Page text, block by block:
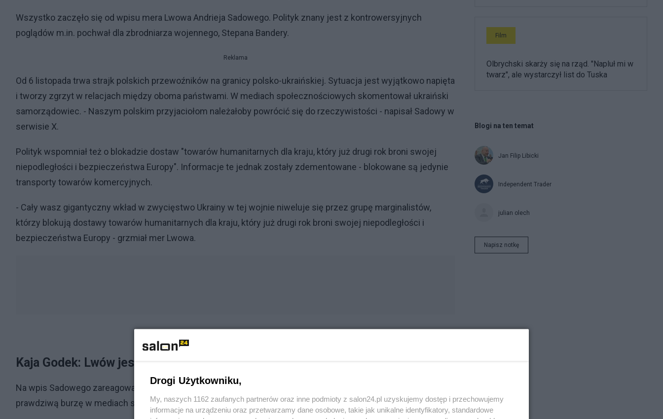
Wszystko zaczęło się od wpisu mera Lwowa Andrieja Sadowego. Polityk znany jest z kontrowersyjnych
poglądów m.in. pochwał dla zbrodniarza wojennego, Stepana Bandery.
Reklama
Od 6 listopada trwa strajk polskich przewoźników na granicy polsko-ukraińskiej. Sytuacja jest wyjątkowo napięta
i tworzy zgrzyt w relacjach między oboma państwami. W mediach społecznościowych skomentował ukraiński
samorządowiec. - Naszym polskim przyjaciołom należałoby powrócić się do rzeczywistości - napisał Sadowy w
serwisie X.
Polityk wspomniał też o blokadzie dostaw "towarów humanitarnych dla kraju, który już drugi rok broni swojej
niepodległości i bezpieczeństwa Europy". Informacje te jednak zostały zdementowane - blokowane są jedynie
transporty towarów komercyjnych.
- Cały wasz gigantyczny wkład w zwycięstwo Ukrainy w tej wojnie niweluje się przez grupę marginalistów,
którzy blokują dostawy towarów humanitarnych dla kraju, który już drugi rok broni swojej niepodległości i
bezpieczeństwa Europy - grzmiał mer Lwowa.
Kaja Godek: Lwów jest polski
Na wpis Sadowego zareagowała Kaja Godek. Antyaborcyjna działaczka wywołała swoim zachowaniem
prawdziwą burzę w mediach społecznościowych.
Film
Olbrychski skarży się na rząd. "Napluł mi w
twarz", ale wystarczył list do Tuska
Blogi na ten temat
Jan Filip Libicki
Independent Trader
julian olech
Napisz notkę
Drogi Użytkowniku,
My, naszych 1162 zaufanych partnerów oraz inne podmioty z salon24.pl uzyskujemy dostęp i przechowujemy
informacje na urządzeniu oraz przetwarzamy dane osobowe, takie jak unikalne identyfikatory, standardowe